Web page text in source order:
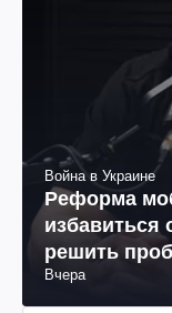
Война в Украине
Реформа
избавиться
решить
Вчера